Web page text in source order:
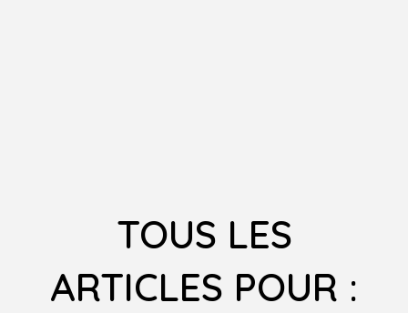
TOUS LES
ARTICLES POUR :